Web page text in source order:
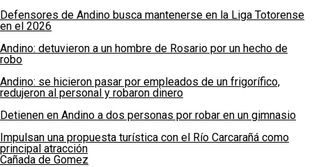
Defensores de Andino busca mantenerse en la Liga Totorense
en el 2026
Andino: detuvieron a un hombre de Rosario por un hecho de
robo
Andino: se hicieron pasar por empleados de un frigorífico,
redujeron al personal y robaron dinero
Detienen en Andino a dos personas por robar en un gimnasio
Impulsan una propuesta turística con el Río Carcarañá como
principal atracción
Cañada de Gomez